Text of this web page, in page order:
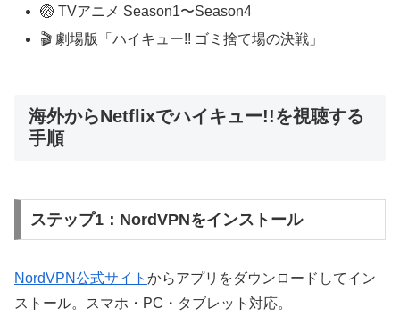
🏐 TVアニメ Season1〜Season4
🎬 劇場版「ハイキュー!! ゴミ捨て場の決戦」
海外からNetflixでハイキュー!!を視聴する
手順
ステップ1：NordVPNをインストール
NordVPN公式サイト からアプリをダウンロードしてイン
ストール。スマホ・PC・タブレット対応。